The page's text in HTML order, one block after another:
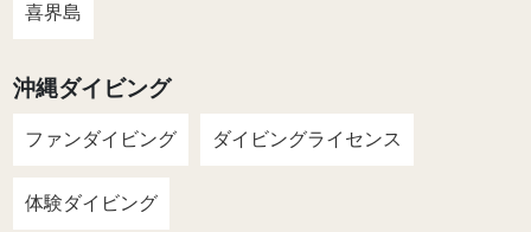
喜界島
沖縄ダイビング
ファンダイビング ダイビングライセンス
体験ダイビング